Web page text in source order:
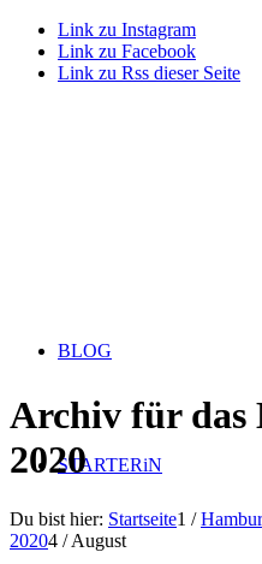
Link zu Instagram
Link zu Facebook
Link zu Rss dieser Seite
BLOG
STARTERiN
Archiv für das
2020
Du bist hier: Startseite1 /
20204 / August